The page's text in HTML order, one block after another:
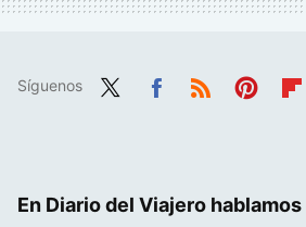
Síguenos
En Diario del Viajero hablamos